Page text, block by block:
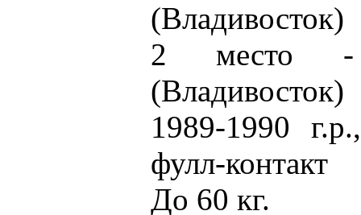
(Владивосток)
2 место -
(Владивосток)
1989-1990
фулл-контакт
До 60 кг.